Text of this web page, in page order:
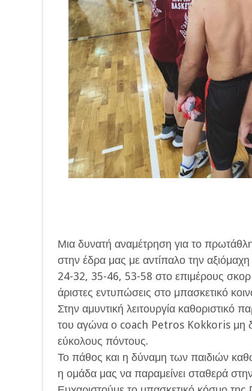
Μια δυνατή αναμέτρηση για το
στην έδρα μας με αντίπαλο την
24-32, 35-46, 53-58 στο επιμέρους
άριστες εντυπώσεις στο μπασκετικό
Στην αμυντική λειτουργία
του αγώνα ο coach Petros Kokkoris μη
εύκολους πόντους.
Το πάθος και η δύναμη των παιδιών
η ομάδα μας να παραμείνει σταθερά